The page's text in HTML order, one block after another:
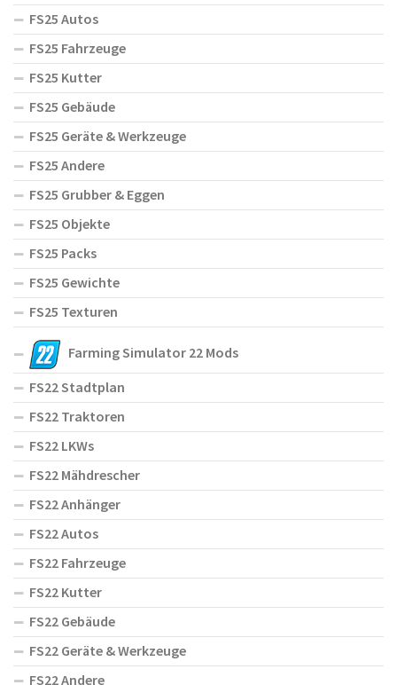
FS25 Autos
FS25 Fahrzeuge
FS25 Kutter
FS25 Gebäude
FS25 Geräte & Werkzeuge
FS25 Andere
FS25 Grubber & Eggen
FS25 Objekte
FS25 Packs
FS25 Gewichte
FS25 Texturen
Farming Simulator 22 Mods
FS22 Stadtplan
FS22 Traktoren
FS22 LKWs
FS22 Mähdrescher
FS22 Anhänger
FS22 Autos
FS22 Fahrzeuge
FS22 Kutter
FS22 Gebäude
FS22 Geräte & Werkzeuge
FS22 Andere